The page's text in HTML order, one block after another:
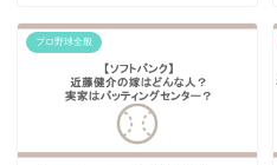
プロ野球全般